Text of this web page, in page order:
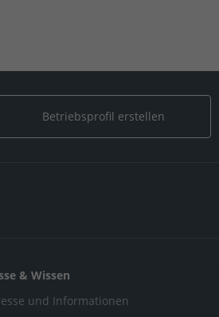
Betriebsprofil erstellen
& Wissen
und Informationen